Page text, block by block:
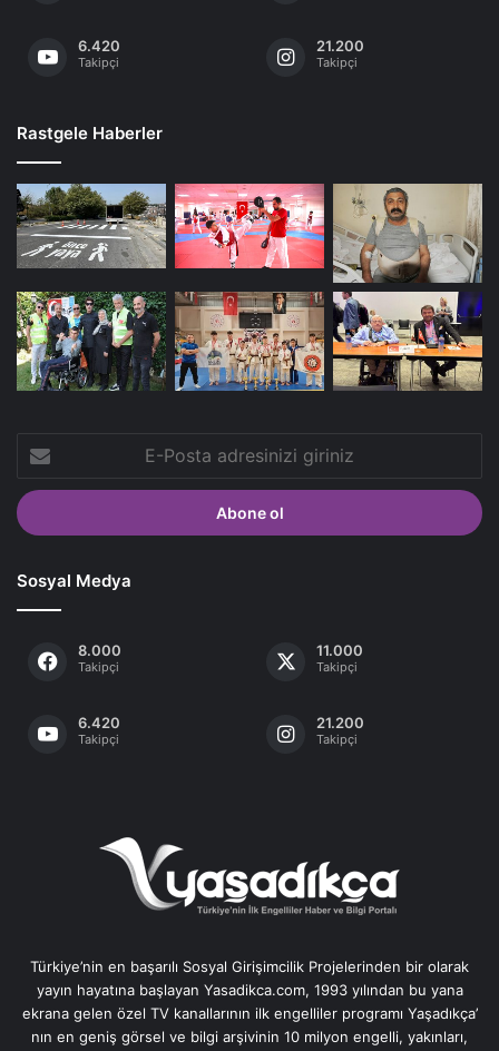
6.420
Takipçi
21.200
Takipçi
Rastgele Haberler
E-
Posta
adresinizi
giriniz
Sosyal Medya
8.000
Takipçi
11.000
Takipçi
6.420
Takipçi
21.200
Takipçi
Türkiye’nin en başarılı Sosyal Girişimcilik Projelerinden bir olarak
yayın hayatına başlayan Yasadikca.com, 1993 yılından bu yana
ekrana gelen özel TV kanallarının ilk engelliler programı Yaşadıkça’
nın en geniş görsel ve bilgi arşivinin 10 milyon engelli, yakınları,